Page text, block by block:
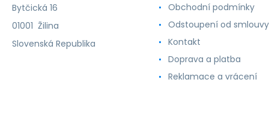
Bytčická 16
01001 Žilina
Slovenská Republika
Obchodní podmínky
Odstoupení od smlouvy
Kontakt
Doprava a platba
Reklamace a vrácení